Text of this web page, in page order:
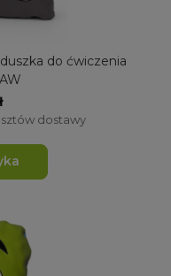
do ćwiczenia
dostawy